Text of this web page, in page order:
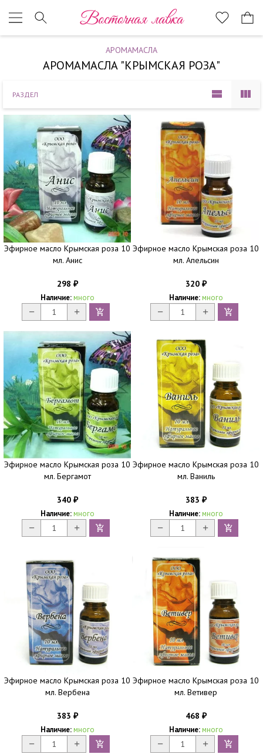
Восточная лавка
АРОМАМАСЛА
АРОМАМАСЛА "КРЫМСКАЯ РОЗА"
РАЗДЕЛ
Эфирное масло Крымская роза 10
мл. Анис
298 ₽
Наличие: много
Эфирное масло Крымская роза 10
мл. Апельсин
320 ₽
Наличие: много
Эфирное масло Крымская роза 10
мл. Бергамот
340 ₽
Наличие: много
Эфирное масло Крымская роза 10
мл. Ваниль
383 ₽
Наличие: много
Эфирное масло Крымская роза 10
мл. Вербена
383 ₽
Наличие: много
Эфирное масло Крымская роза 10
мл. Ветивер
468 ₽
Наличие: много